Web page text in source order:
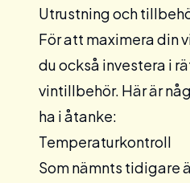
Utrustning och
För att maximera din
du också investera i
vintillbehör. Här är
ha i åtanke:
Temperaturkontroll
Som nämnts tidigare